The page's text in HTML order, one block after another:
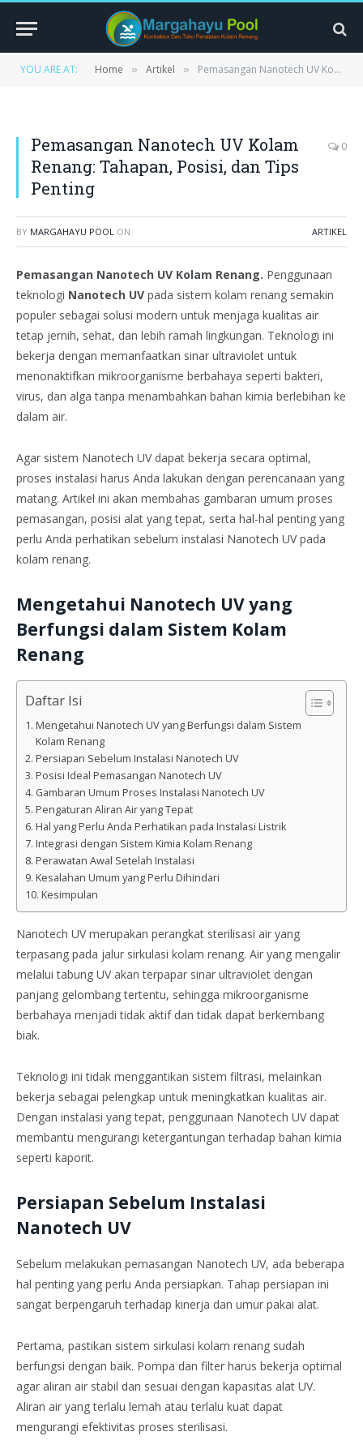
YOU ARE AT: Home » Artikel » Pemasangan Nanotech UV Kolam Renang: Tahapan, Posisi, dan Tips Penting
Pemasangan Nanotech UV Kolam
Renang: Tahapan, Posisi, dan Tips
Penting
0
BY MARGAHAYU POOL ON ARTIKEL
Pemasangan Nanotech UV Kolam Renang. Penggunaan
teknologi Nanotech UV pada sistem kolam renang semakin
populer sebagai solusi modern untuk menjaga kualitas air
tetap jernih, sehat, dan lebih ramah lingkungan. Teknologi ini
bekerja dengan memanfaatkan sinar ultraviolet untuk
menonaktifkan mikroorganisme berbahaya seperti bakteri,
virus, dan alga tanpa menambahkan bahan kimia berlebihan ke
dalam air.
Agar sistem Nanotech UV dapat bekerja secara optimal,
proses instalasi harus Anda lakukan dengan perencanaan yang
matang. Artikel ini akan membahas gambaran umum proses
pemasangan, posisi alat yang tepat, serta hal-hal penting yang
perlu Anda perhatikan sebelum instalasi Nanotech UV pada
kolam renang.
Mengetahui Nanotech UV yang
Berfungsi dalam Sistem Kolam
Renang
Daftar Isi
Mengetahui Nanotech UV yang Berfungsi dalam Sistem
Kolam Renang
Persiapan Sebelum Instalasi Nanotech UV
Posisi Ideal Pemasangan Nanotech UV
Gambaran Umum Proses Instalasi Nanotech UV
Pengaturan Aliran Air yang Tepat
Hal yang Perlu Anda Perhatikan pada Instalasi Listrik
Integrasi dengan Sistem Kimia Kolam Renang
Perawatan Awal Setelah Instalasi
Kesalahan Umum yang Perlu Dihindari
Kesimpulan
Nanotech UV merupakan perangkat sterilisasi air yang
terpasang pada jalur sirkulasi kolam renang. Air yang mengalir
melalui tabung UV akan terpapar sinar ultraviolet dengan
panjang gelombang tertentu, sehingga mikroorganisme
berbahaya menjadi tidak aktif dan tidak dapat berkembang
biak.
Teknologi ini tidak menggantikan sistem filtrasi, melainkan
bekerja sebagai pelengkap untuk meningkatkan kualitas air.
Dengan instalasi yang tepat, penggunaan Nanotech UV dapat
membantu mengurangi ketergantungan terhadap bahan kimia
seperti kaporit.
Persiapan Sebelum Instalasi
Nanotech UV
Sebelum melakukan pemasangan Nanotech UV, ada beberapa
hal penting yang perlu Anda persiapkan. Tahap persiapan ini
sangat berpengaruh terhadap kinerja dan umur pakai alat.
Pertama, pastikan sistem sirkulasi kolam renang sudah
berfungsi dengan baik. Pompa dan filter harus bekerja optimal
agar aliran air stabil dan sesuai dengan kapasitas alat UV.
Aliran air yang terlalu lemah atau terlalu kuat dapat
mengurangi efektivitas proses sterilisasi.